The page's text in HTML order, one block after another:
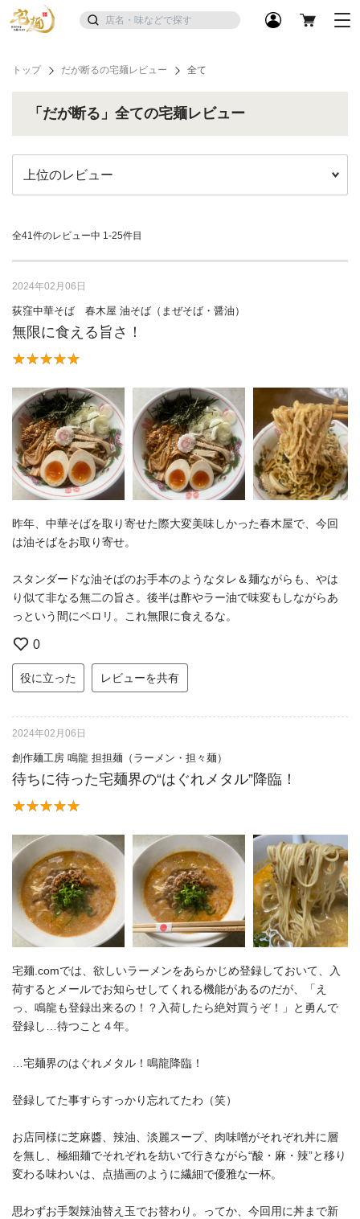
トップ だが断るの宅麺レビュー 全て
「だが断る」全ての宅麺レビュー
全41件のレビュー中 1-25件目
2024年02月06日
荻窪中華そば 春木屋 油そば（まぜそば・醤油）
無限に食える旨さ！
昨年、中華そばを取り寄せた際大変美味しかった春木屋で、今回
は油そばをお取り寄せ。
スタンダードな油そばのお手本のようなタレ＆麺ながらも、やは
り似て非なる無二の旨さ。後半は酢やラー油で味変もしながらあ
っという間にペロリ。これ無限に食えるな。
0
役に立った レビューを共有
2024年02月06日
創作麺工房 鳴龍 担担麺（ラーメン・担々麺）
待ちに待った宅麺界の“はぐれメタル”降臨！
⁡宅麺.comでは、欲しいラーメンをあらかじめ登録しておいて、入
荷するとメールでお知らせしてくれる機能があるのだが、「え
っ、鳴龍も登録出来るの！？入荷したら絶対買うぞ！」と勇んで
登録し…待つこと４年。
…宅麺界のはぐれメタル！鳴龍降臨！
登録してた事すらすっかり忘れてたわ（笑）
お店同様に芝麻醬、辣油、淡麗スープ、肉味噌がそれぞれ丼に層
を無し、極細麺でそれぞれを紡いで行きながら“酸・麻・辣”と移り
変わる味わいは、点描画のように繊細で優雅な一杯。
思わずお手製辣油替え玉でお替わり。ってか、今回用に丼まで新